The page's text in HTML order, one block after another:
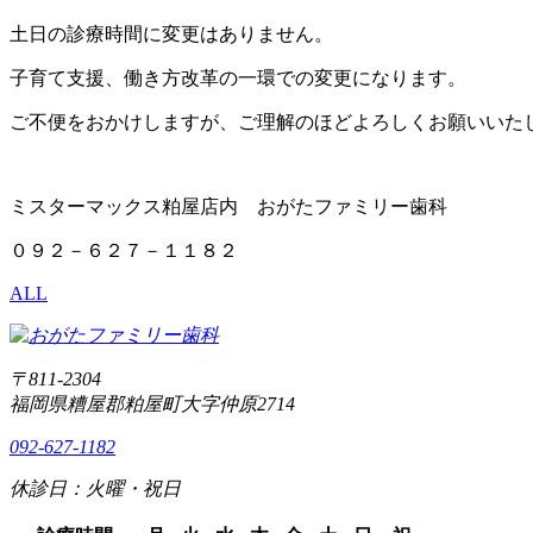
土日の診療時間に変更はありません。
子育て支援、働き方改革の一環での変更になります。
ご不便をおかけしますが、ご理解のほどよろしくお願いいた
ミスターマックス粕屋店内 おがたファミリー歯科
０９２－６２７－１１８２
ALL
〒811-2304
福岡県糟屋郡粕屋町大字仲原2714
092-627-1182
休診日：火曜・祝日